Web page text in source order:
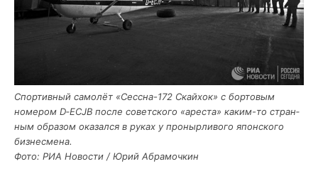
Спор­тив­ный само­лёт «Сесс­на-172 Скайх­ок» с бор­то­вым
номе­ром D‑ECJB после совет­ско­го «аре­ста» каким-то стран­
ным обра­зом ока­зал­ся в руках у про­ныр­ли­во­го япон­ско­го
биз­не­сме­на.
Фото: РИА Ново­сти / Юрий Абрамочкин